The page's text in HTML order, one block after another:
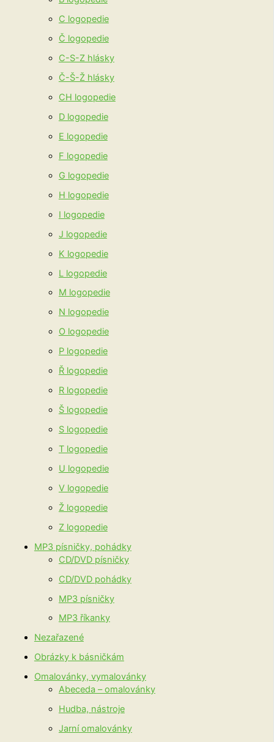
C logopedie
Č logopedie
C-S-Z hlásky
Č-Š-Ž hlásky
CH logopedie
D logopedie
E logopedie
F logopedie
G logopedie
H logopedie
I logopedie
J logopedie
K logopedie
L logopedie
M logopedie
N logopedie
O logopedie
P logopedie
Ř logopedie
R logopedie
Š logopedie
S logopedie
T logopedie
U logopedie
V logopedie
Ž logopedie
Z logopedie
MP3 písničky, pohádky
CD/DVD písničky
CD/DVD pohádky
MP3 písničky
MP3 říkanky
Nezařazené
Obrázky k básničkám
Omalovánky, vymalovánky
Abeceda – omalovánky
Hudba, nástroje
Jarní omalovánky